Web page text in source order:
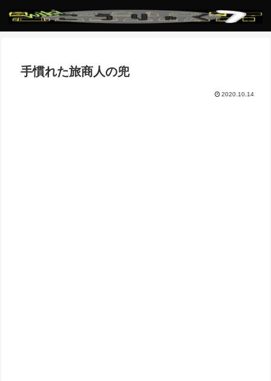
手慣れた旅商人の兜
2020.10.14